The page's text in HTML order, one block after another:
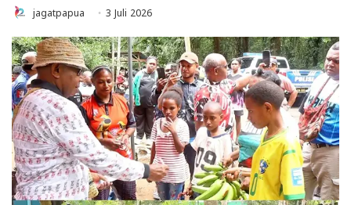
jagatpapua 3 Juli 2026